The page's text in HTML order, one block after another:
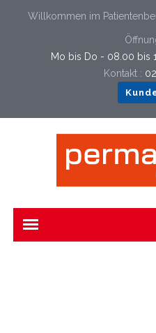
Willkommen im
Mo bis Do - 08.00 bis
Kontakt :